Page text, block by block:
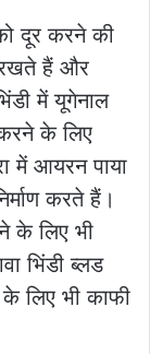
दूर करने की
रखते हैं और
में यूगेनाल
के लिए
में आयरन पाया
करते हैं।
के लिए भी
भिंडी ब्लड
लिए भी काफी